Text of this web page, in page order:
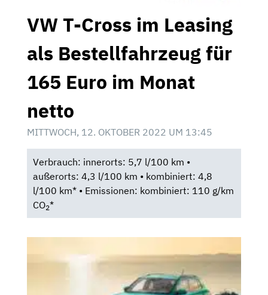
VW T-Cross im Leasing
als Bestellfahrzeug für
165 Euro im Monat
netto
MITTWOCH, 12. OKTOBER 2022 UM 13:45
Verbrauch: innerorts: 5,7 l/100 km •
außerorts: 4,3 l/100 km • kombiniert: 4,8
l/100 km* • Emissionen: kombiniert: 110 g/km
CO2*